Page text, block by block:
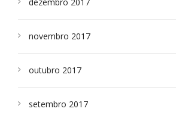
novembro 2017
outubro 2017
setembro 2017